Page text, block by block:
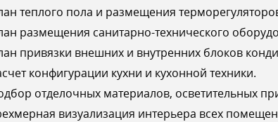
теплого пола и размещения
размещения санитарно-технического
привязки внешних и внутренних блоков
конфигурации кухни и кухонной техники.
отделочных материалов, осветительных
визуализация интерьера всех